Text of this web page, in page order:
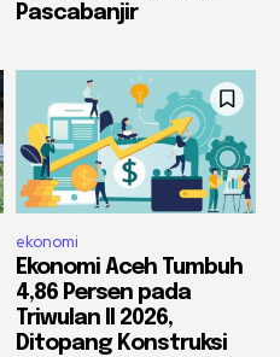
Pascabanjir
ekonomi
Ekonomi Aceh Tumbuh
4,86 Persen pada
Triwulan II 2026,
Ditopang Konstruksi